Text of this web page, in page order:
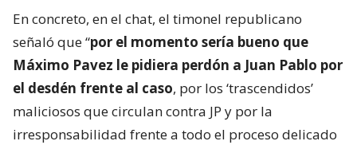
En concreto, en el chat, el timonel republicano
señaló que “por el momento sería bueno que
Máximo Pavez le pidiera perdón a Juan Pablo por
el desdén frente al caso, por los ‘trascendidos’
maliciosos que circulan contra JP y por la
irresponsabilidad frente a todo el proceso delicado